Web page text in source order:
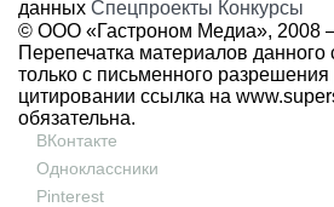
данных Спецпроекты Конкурсы
© ООО «Гастроном Медиа», 2008
Перепечатка материалов данного
только с письменного
цитировании ссылка на
обязательна.
ВКонтакте
Одноклассники
Pinterest